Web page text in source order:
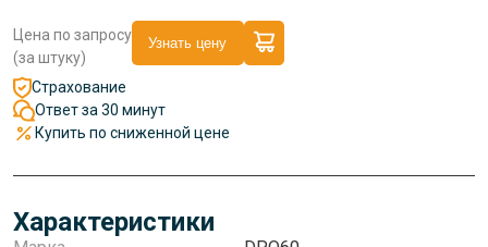
Цена по запросу
(за штуку)
Узнать цену
Страхование
Ответ за 30 минут
Купить по сниженной цене
Характеристики